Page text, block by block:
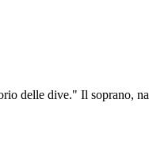
delle dive." Il soprano,